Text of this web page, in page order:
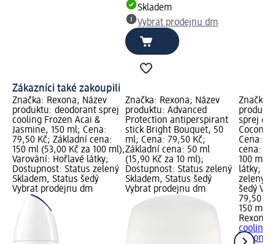
Skladem
Vybrat prodejnu dm
Zákazníci také zakoupili
Značka: Rexona; Název
produktu: deodorant sprej
cooling Frozen Acai &
Jasmine, 150 ml; Cena:
79,50 Kč; Základní cena:
150 ml (53,00 Kč za 100 ml);
Varování: Hořlavé látky;
Dostupnost: Status zelený
Skladem, Status šedý
Vybrat prodejnu dm
Značka: Rexona; Název
produktu: Advanced
Protection antiperspirant
stick Bright Bouquet, 50
ml; Cena: 79,50 Kč;
Základní cena: 50 ml
(15,90 Kč za 10 ml);
Dostupnost: Status zelený
Skladem, Status šedý
Vybrat prodejnu dm
Značka:
sprej
Coconut
Cena:
cena:
100 ml);
látky;
zelený
šedý
79,50 Kč
150 ml
Rexona
cooling